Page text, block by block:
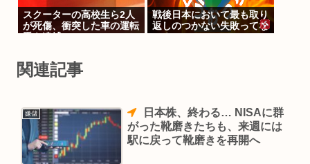
スクーターの高校生ら2人
が死傷、衝突した車の運転
戦後日本において最も取り
返しのつかない失敗ってな
関連記事
嫌儲
がった靴磨きたちも、来週には
駅に戻って靴磨きを再開へ